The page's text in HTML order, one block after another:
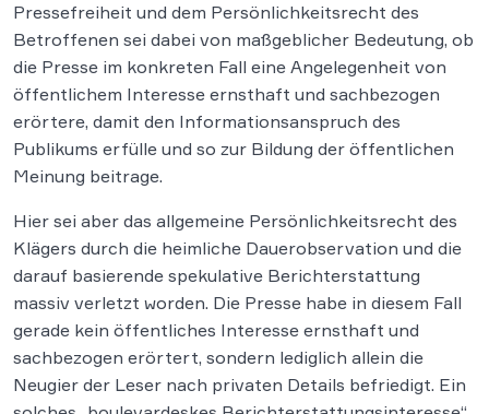
Pressefreiheit und dem Persönlichkeitsrecht des
Betroffenen sei dabei von maßgeblicher Bedeutung, ob
die Presse im konkreten Fall eine Angelegenheit von
öffentlichem Interesse ernsthaft und sachbezogen
erörtere, damit den Informationsanspruch des
Publikums erfülle und so zur Bildung der öffentlichen
Meinung beitrage.
Hier sei aber das allgemeine Persönlichkeitsrecht des
Klägers durch die heimliche Dauerobservation und die
darauf basierende spekulative Berichterstattung
massiv verletzt worden. Die Presse habe in diesem Fall
gerade kein öffentliches Interesse ernsthaft und
sachbezogen erörtert, sondern lediglich allein die
Neugier der Leser nach privaten Details befriedigt. Ein